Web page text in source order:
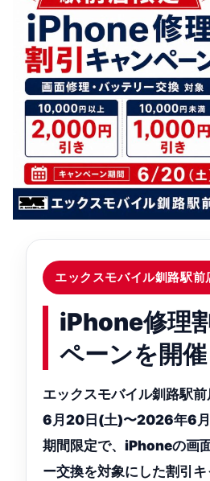
エックスモバイル釧路駅前
iPhone修理
ペーンを開
エックスモバイル釧路駅前
6月20日(土)〜2026年6
期間限定で、 iPhoneの画
ー交換を対象にした割引